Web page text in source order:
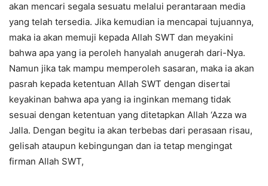
akan mencari segala sesuatu melalui perantaraan media
yang telah tersedia. Jika kemudian ia mencapai tujuannya,
maka ia akan memuji kepada Allah SWT dan meyakini
bahwa apa yang ia peroleh hanyalah anugerah dari-Nya.
Namun jika tak mampu memperoleh sasaran, maka ia akan
pasrah kepada ketentuan Allah SWT dengan disertai
keyakinan bahwa apa yang ia inginkan memang tidak
sesuai dengan ketentuan yang ditetapkan Allah ‘Azza wa
Jalla. Dengan begitu ia akan terbebas dari perasaan risau,
gelisah ataupun kebingungan dan ia tetap mengingat
firman Allah SWT,